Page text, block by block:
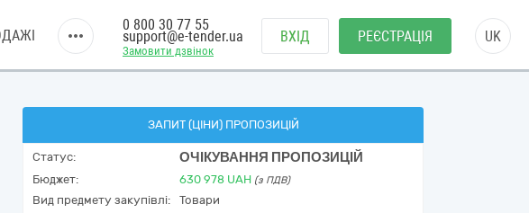
Замовити дзвінок
0 800 30 77 55
support@e-tender.ua ВХІД РЕЄСТРАЦІЯ UK
ЗАПИТ (ЦІНИ) ПРОПОЗИЦІЙ
Статус: ОЧІКУВАННЯ ПРОПОЗИЦІЙ
Бюджет: 630 978 UAH (з ПДВ)
Вид предмету закупівлі:
Товари